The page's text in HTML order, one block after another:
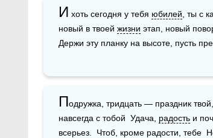
И хоть сегодня у тебя юбилей , ты с
новый в твоей жизни этап, новый
Держи эту планку на высоте, пусть
Подружка, тридцать — праздник
навсегда с тобой  Удача, радость и
всерьез.  Чтоб, кроме радости, тебе